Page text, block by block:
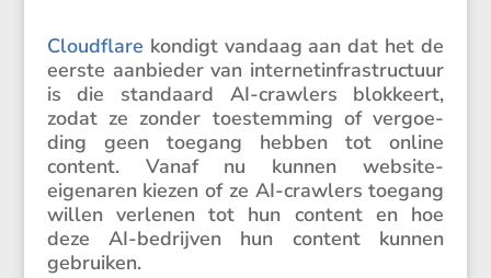
Cloud­flare kondigt vandaag aan dat het de
eerste aanbieder van inter­net­in­fra­struc­tuur
is die standaard AI-crawlers blokkeert,
zodat ze zonder toestem­ming of vergoe­
ding geen toegang hebben tot online
content. Vanaf nu kunnen website-
eigenaren kiezen of ze AI-crawlers toegang
willen verlenen tot hun content en hoe
deze AI-bedrijven hun content kunnen
gebruiken.